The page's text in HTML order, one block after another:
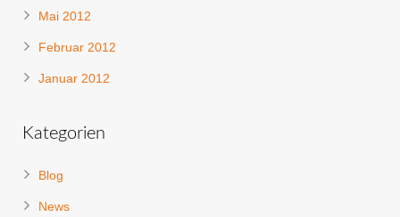
Mai 2012
Februar 2012
Januar 2012
Kategorien
Blog
News